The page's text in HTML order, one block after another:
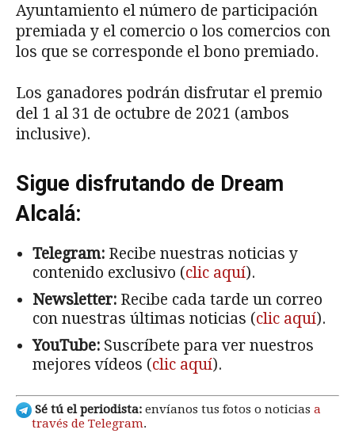
Ayuntamiento el número de participación
premiada y el comercio o los comercios con
los que se corresponde el bono premiado.
Los ganadores podrán disfrutar el premio
del 1 al 31 de octubre de 2021 (ambos
inclusive).
Sigue disfrutando de Dream
Alcalá:
Telegram: Recibe nuestras noticias y
contenido exclusivo (clic aquí).
Newsletter: Recibe cada tarde un correo
con nuestras últimas noticias (clic aquí).
YouTube: Suscríbete para ver nuestros
mejores vídeos (clic aquí).
Sé tú el periodista: envíanos tus fotos o noticias a
través de Telegram.